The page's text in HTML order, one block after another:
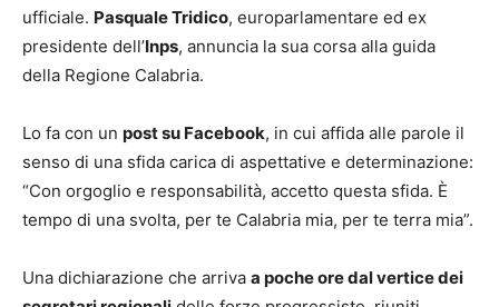
ufficiale. Pasquale Tridico, europarlamentare ed ex
presidente dell’Inps, annuncia la sua corsa alla guida
della Regione Calabria.
Lo fa con un post su Facebook, in cui affida alle parole il
senso di una sfida carica di aspettative e determinazione:
“Con orgoglio e responsabilità, accetto questa sfida. È
tempo di una svolta, per te Calabria mia, per te terra mia”.
Una dichiarazione che arriva a poche ore dal vertice dei